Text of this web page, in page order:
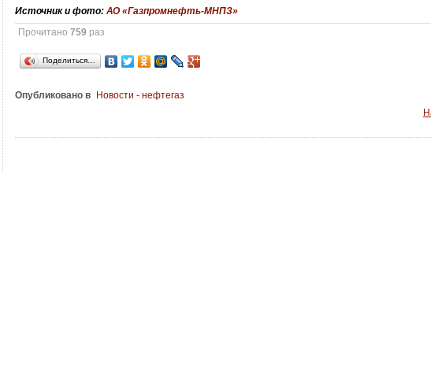
Источник и фото:АО «Газпромнефть-МНПЗ»
Прочитано759 раз
Поделиться…
Опубликовано в
Новости - нефтегаз